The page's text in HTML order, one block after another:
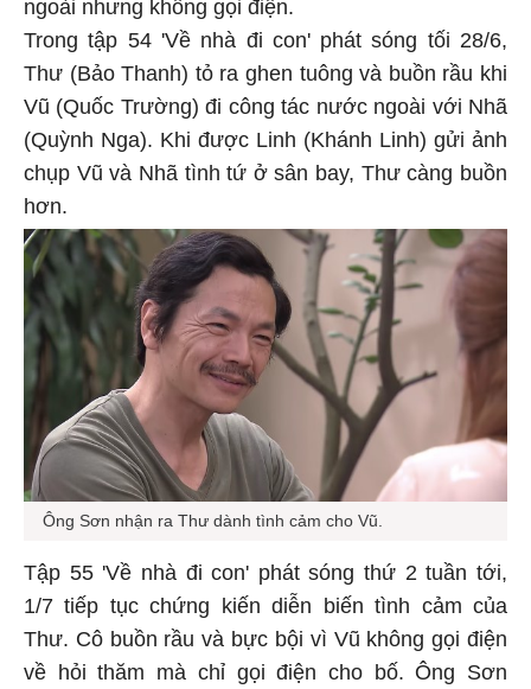
Trong tập 54 'Về nhà đi con' phát sóng tối 28/6,
Thư (Bảo Thanh) tỏ ra ghen tuông và buồn rầu khi
Vũ (Quốc Trường) đi công tác nước ngoài với Nhã
(Quỳnh Nga). Khi được Linh (Khánh Linh) gửi ảnh
chụp Vũ và Nhã tình tứ ở sân bay, Thư càng buồn
hơn.
Ông Sơn nhận ra Thư dành tình cảm cho Vũ.
Tập 55 'Về nhà đi con' phát sóng thứ 2 tuần tới,
1/7 tiếp tục chứng kiến diễn biến tình cảm của
Thư. Cô buồn rầu và bực bội vì Vũ không gọi điện
về hỏi thăm mà chỉ gọi điện cho bố. Ông Sơn